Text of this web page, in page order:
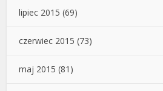
lipiec 2015 (69)
czerwiec 2015 (73)
maj 2015 (81)